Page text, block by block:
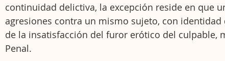
continuidad delictiva, la excepción reside en que
agresiones contra un mismo sujeto, con
de la insatisfacción del furor erótico del culpable,
Penal.